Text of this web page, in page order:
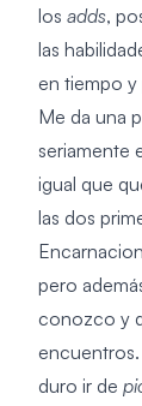
los adds,
las
en tiempo y
Me da una
seriamente
igual que
las dos
pero
conozco y
encuentros.
duro ir de